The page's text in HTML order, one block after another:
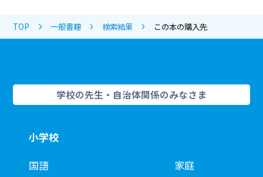
TOP 一般書籍 検索結果 この本の購入先
学校の先生・自治体関係のみなさま
小学校
国語
家庭